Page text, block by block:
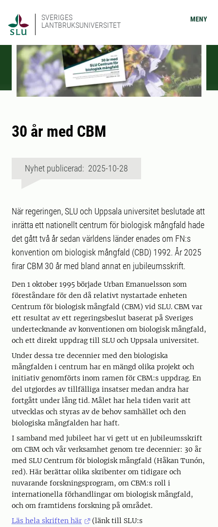
SVERIGES
LANTBRUKSUNIVERSITET
MENY
30 år med CBM
Nyhet publicerad: 2025-10-28
När regeringen, SLU och Uppsala universitet beslutade att
inrätta ett nationellt centrum för biologisk mångfald hade
det gått två år sedan världens länder enades om FN:s
konvention om biologisk mångfald (CBD) 1992. År 2025
firar CBM 30 år med bland annat en jubileumsskrift.
Den 1 oktober 1995 började Urban Emanuelsson som
föreståndare för den då relativt nystartade enheten
Centrum för biologisk mångfald (CBM) vid SLU. CBM var
ett resultat av ett regeringsbeslut baserat på Sveriges
undertecknande av konventionen om biologisk mångfald,
och ett direkt uppdrag till SLU och Uppsala universitet.
Under dessa tre decennier med den biologiska
mångfalden i centrum har en mängd olika projekt och
initiativ genomförts inom ramen för CBM:s uppdrag. En
del utgjordes av tillfälliga insatser medan andra har
fortgått under lång tid. Målet har hela tiden varit att
utvecklas och styras av de behov samhället och den
biologiska mångfalden har haft.
I samband med jubileet har vi gett ut en jubileumsskrift
om CBM och vår verksamhet genom tre decennier: 30 år
med SLU Centrum för biologisk mångfald (Håkan Tunón,
red). Här berättar olika skribenter om tidigare och
nuvarande forskningsprogram, om CBM:s roll i
internationella förhandlingar om biologisk mångfald,
och om framtidens forskning på området.
Läs hela skriften här
(länk till SLU:s